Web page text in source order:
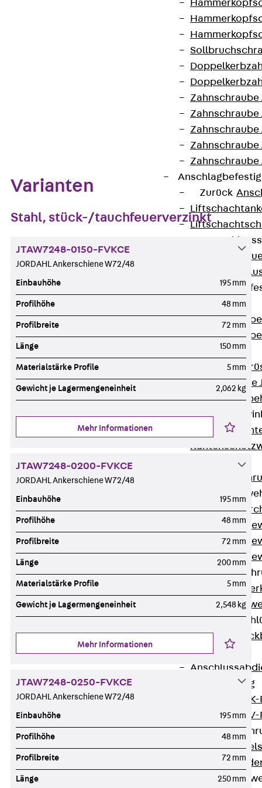
Zahnschraube
Zahnschraube
Zahnschraube
Zahnschraube
Zahnschraube
Zurück
Zurück
Gerüstschuhe
Zurück
Gerüstschuhe
Zurück
Zurück
Zurück
Zurück
FERBOX®
GFK-Bewehrung
FIBERNOX®
Zurück
Varianten
Stahl, stück-/tauchfeuerverzinkt
JTAW7248-0150-FVKCE
JORDAHL Ankerschiene W72/48
Einbauhöhe 195 mm
Profilhöhe 48 mm
Profilbreite 72 mm
Länge 150 mm
Materialstärke Profile 5 mm
Gewicht je Lagermengeneinheit 2,062 kg
Mehr Informationen
JTAW7248-0200-FVKCE
JORDAHL Ankerschiene W72/48
Einbauhöhe 195 mm
Profilhöhe 48 mm
Profilbreite 72 mm
Länge 200 mm
Materialstärke Profile 5 mm
Gewicht je Lagermengeneinheit 2,548 kg
Mehr Informationen
JTAW7248-0250-FVKCE
JORDAHL Ankerschiene W72/48
Einbauhöhe 195 mm
Profilhöhe 48 mm
Profilbreite 72 mm
Länge 250 mm